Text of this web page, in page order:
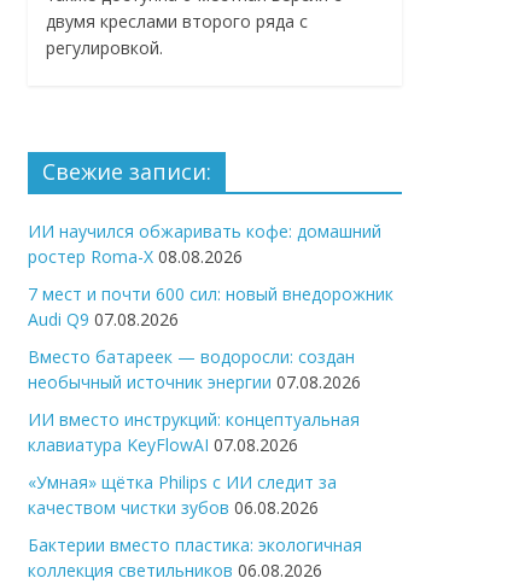
двумя креслами второго ряда с
регулировкой.
Свежие записи:
ИИ научился обжаривать кофе: домашний
ростер Roma-X 08.08.2026
7 мест и почти 600 сил: новый внедорожник
Audi Q9 07.08.2026
Вместо батареек — водоросли: создан
необычный источник энергии 07.08.2026
ИИ вместо инструкций: концептуальная
клавиатура KeyFlowAI 07.08.2026
«Умная» щётка Philips с ИИ следит за
качеством чистки зубов 06.08.2026
Бактерии вместо пластика: экологичная
коллекция светильников 06.08.2026